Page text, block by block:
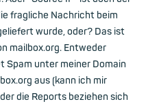
fragliche Nachricht beim
wurde, oder? Das ist
mailbox.org. Entweder
Spam unter meiner Domain
aus (kann ich mir
die Reports beziehen sich